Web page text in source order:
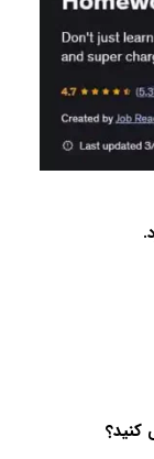
کنید؟